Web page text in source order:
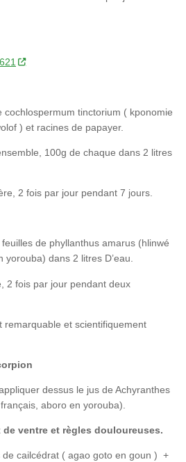
cochlospermum tinctorium ( kponomie
) et racines de papayer.
100g de chaque dans 2 litres
2 fois par jour pendant 7 jours.
de phyllanthus amarus (hlinwé
dans 2 litres D’eau.
2 fois par jour pendant deux
remarquable et scientifiquement
dessus le jus de Achyranthes
aboro en yorouba).
de ventre et règles douloureuses.
de cailcédrat ( agao goto en goun ) +